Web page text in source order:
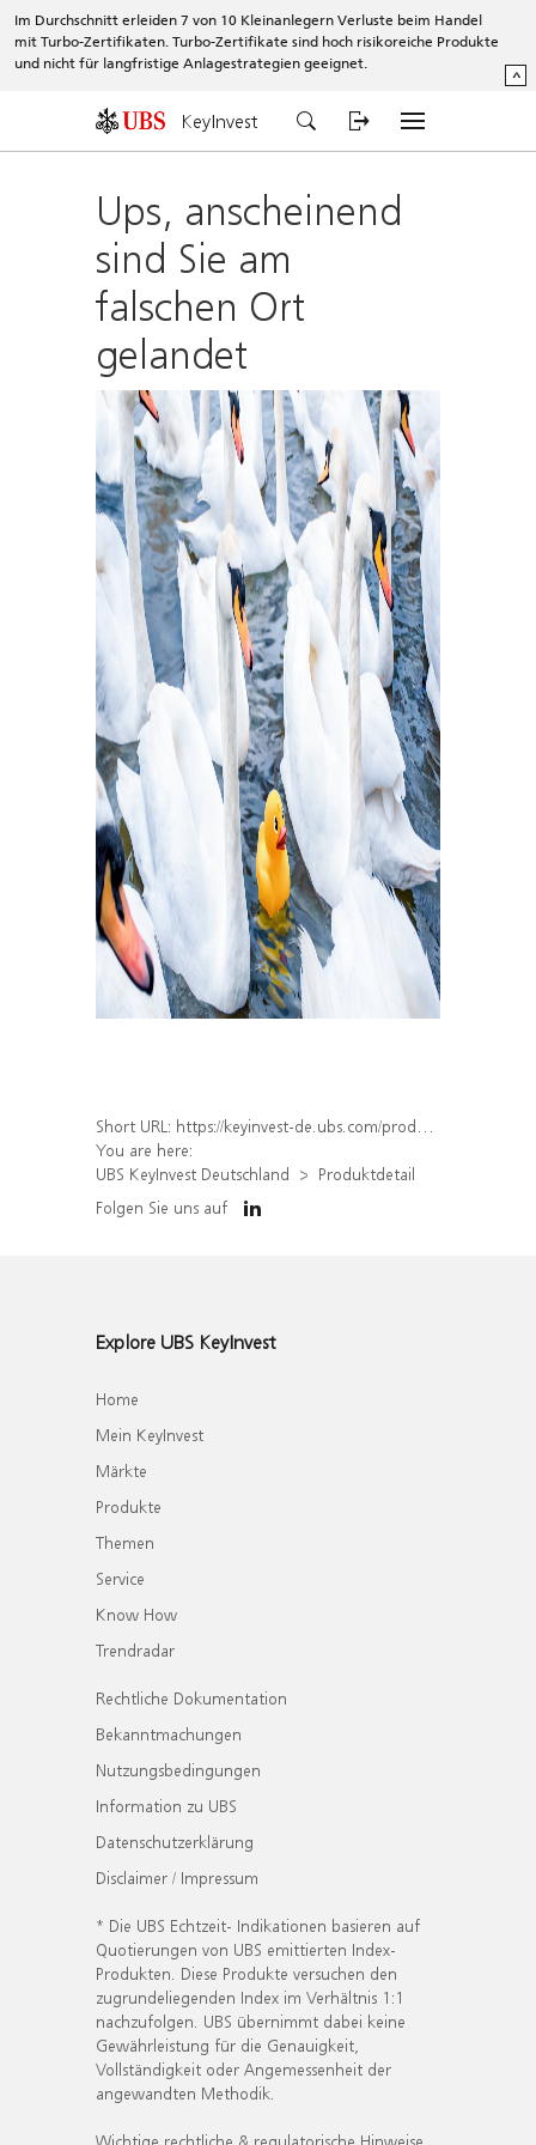
Im Durchschnitt erleiden 7 von 10 Kleinanlegern Verluste beim Handel
mit Turbo-Zertifikaten. Turbo-Zertifikate sind hoch risikoreiche Produkte
und nicht für langfristige Anlagestrategien geeignet.
^
KeyInvest
Ups, anscheinend
sind Sie am
falschen Ort
gelandet
Short URL: https://keyinvest-de.ubs.com/produkt/detail/index/isin/DE000WA6YUQ2
You are here:
UBS KeyInvest Deutschland
Produktdetail
Folgen Sie uns auf
Explore UBS KeyInvest
Home
Mein KeyInvest
Märkte
Produkte
Themen
Service
Know How
Trendradar
Rechtliche Dokumentation
Bekanntmachungen
Nutzungsbedingungen
Information zu UBS
Datenschutzerklärung
Disclaimer / Impressum
* Die UBS Echtzeit- Indikationen basieren auf
Quotierungen von UBS emittierten Index-
Produkten. Diese Produkte versuchen den
zugrundeliegenden Index im Verhältnis 1:1
nachzufolgen. UBS übernimmt dabei keine
Gewährleistung für die Genauigkeit,
Vollständigkeit oder Angemessenheit der
angewandten Methodik.